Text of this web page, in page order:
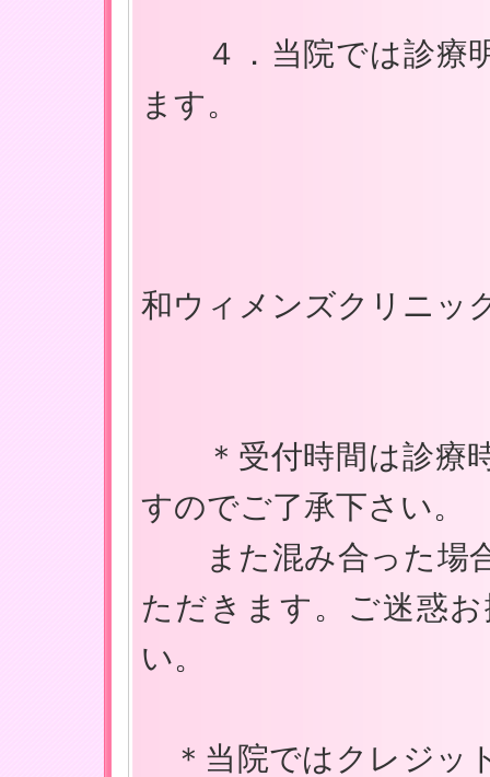
４．当院では診療明
ます。
和ウィメンズクリニ
＊受付時間は診療時
すのでご了承下さい。
また混み合った場合
ただきます。ご迷惑
い。
＊当院ではクレジッ